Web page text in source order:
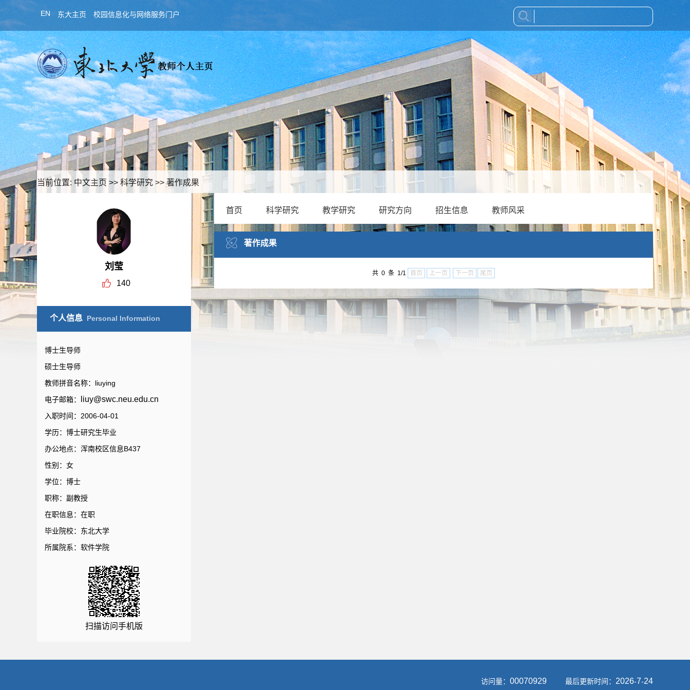
EN 东大主页 校园信息化与网络服务门户
当前位置: 中文主页 >> 科学研究 >>著作成果
刘莹
140
个人信息 Personal Information
博士生导师
硕士生导师
教师拼音名称：liuying
电子邮箱：
liuy@swc.neu.edu.cn
入职时间：2006-04-01
学历：博士研究生毕业
办公地点：浑南校区信息B437
性别：女
学位：博士
职称：副教授
在职信息：在职
毕业院校：东北大学
所属院系：软件学院
扫描访问手机版
首页 科学研究 教学研究 研究方向 招生信息 教师风采
著作成果
共 0 条 1/1 首页 上一页 下一页 尾页
访问量： 00070929 最后更新时间： 2026-7-24